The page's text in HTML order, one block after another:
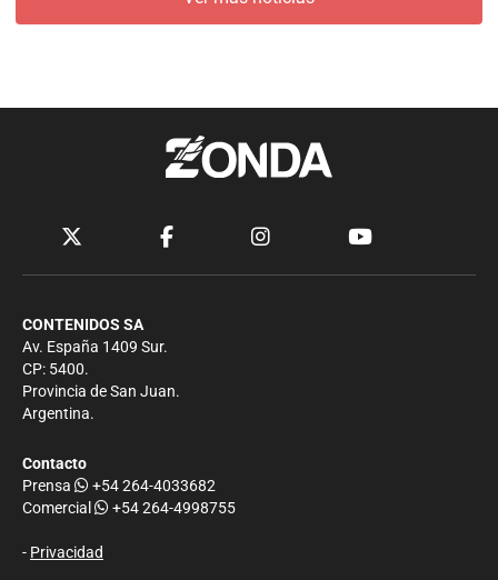
CONTENIDOS SA
Av. España 1409 Sur.
CP: 5400.
Provincia de San Juan.
Argentina.
Contacto
Prensa
+54 264-4033682
Comercial
+54 264-4998755
- Privacidad